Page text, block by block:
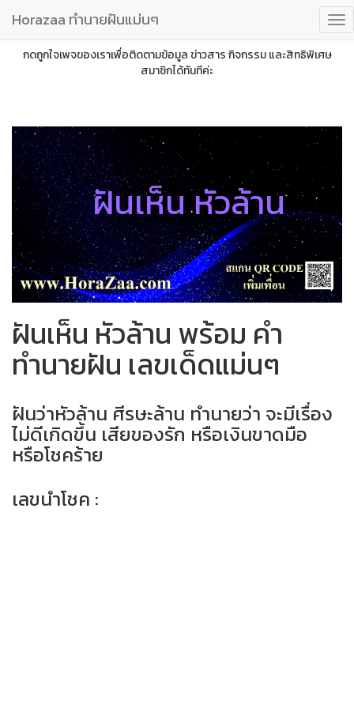
Horazaa ทำนายฝันแม่นๆ
กดถูกใจเพจของเราเพื่อติดตามข้อมูล ข่าวสาร กิจกรรม และสิทธิพิเศษ
สมาชิกได้ทันทีค่ะ
ฝันเห็น หัวล้าน
ฝันเห็น หัวล้าน พร้อม คำ
ทำนายฝัน เลขเด็ดแม่นๆ
ฝันว่าหัวล้าน ศีรษะล้าน ทำนายว่า จะมีเรื่อง
ไม่ดีเกิดขึ้น เสียของรัก หรือเงินขาดมือ
หรือโชคร้าย
เลขนำโชค :